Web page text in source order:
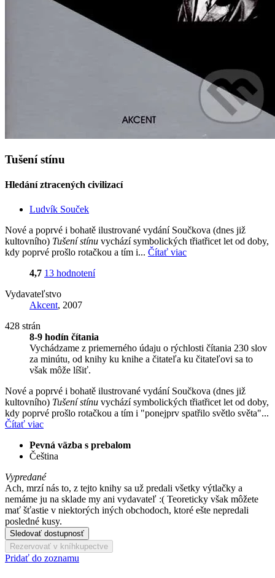
Tušení stínu
Hledání ztracených civilizací
Ludvík Souček
Nové a poprvé i bohatě ilustrované vydání Součkova (dnes již
kultovního) Tušení stínu vychází symbolických třiatřicet let od doby,
kdy poprvé prošlo rotačkou a tím i... Čítať viac
4,7 13 hodnotení
Vydavateľstvo
Akcent, 2007
428 strán
8-9 hodín čítania
Vychádzame z priemerného údaju o rýchlosti čítania 230 slov
za minútu, od knihy ku knihe a čitateľa ku čitateľovi sa to
však môže líšiť.
Nové a poprvé i bohatě ilustrované vydání Součkova (dnes již
kultovního) Tušení stínu vychází symbolických třiatřicet let od doby,
kdy poprvé prošlo rotačkou a tím i "ponejprv spatřilo světlo světa"...
Čítať viac
Pevná väzba s prebalom
Čeština
Vypredané
Ach, mrzí nás to, z tejto knihy sa už predali všetky výtlačky a
nemáme ju na sklade my ani vydavateľ :( Teoreticky však môžete
mať šťastie v niektorých iných obchodoch, ktoré ešte nepredali
posledné kusy.
Sledovať dostupnosť
Rezervovať v kníhkupectve
Pridať do zoznamu